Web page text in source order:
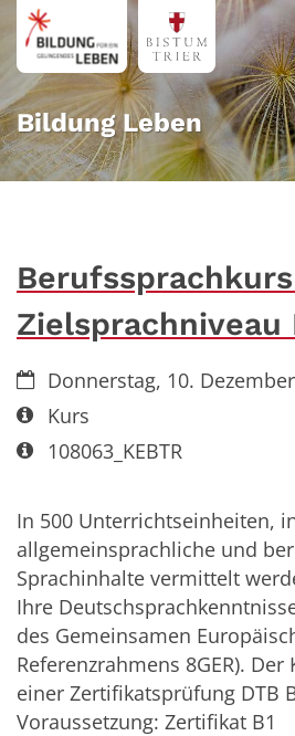
Zum Inhalt springen
Bildung Leben
Zielsprachniveau
Datum:Donnerstag, 10.
Art bzw. Nummer:
Kurs
Art bzw. Nummer:
108063_KEBTR
In 500 Unterrichtseinheiten,
allgemeinsprachliche und
Sprachinhalte vermittelt
Ihre
des Gemeinsamen
Referenzrahmens 8GER).
einer Zertifikatsprüfung DTB
Voraussetzung: Zertifikat B1